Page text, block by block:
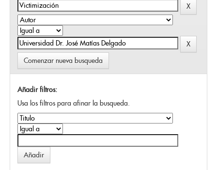
Comenzar nueva busqueda
Añadir filtros:
Usa los filtros para afinar la busqueda.